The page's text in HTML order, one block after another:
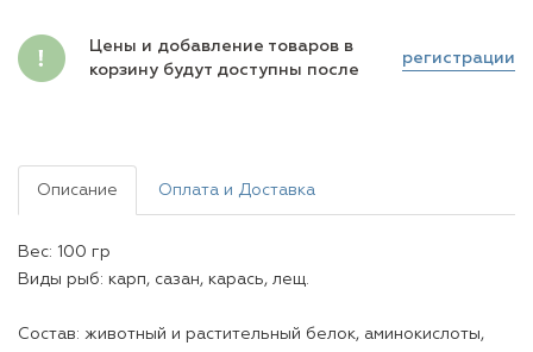
Цены и добавление товаров в
корзину будут доступны после
регистрации
Описание Оплата и Доставка
Вес: 100 гр
Виды рыб: карп, сазан, карась, лещ.
Состав: животный и растительный белок, аминокислоты,